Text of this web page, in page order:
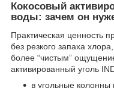
Кокосовый
воды: зачем он
Практическая ценность
без резкого запаха
более “чистым”
активированный уголь
в угольные колонны